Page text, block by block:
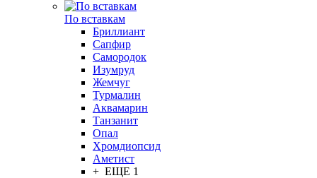
По вставкам
Бриллиант
Сапфир
Самородок
Изумруд
Жемчуг
Турмалин
Аквамарин
Танзанит
Опал
Хромдиопсид
Аметист
+ ЕЩЕ 1